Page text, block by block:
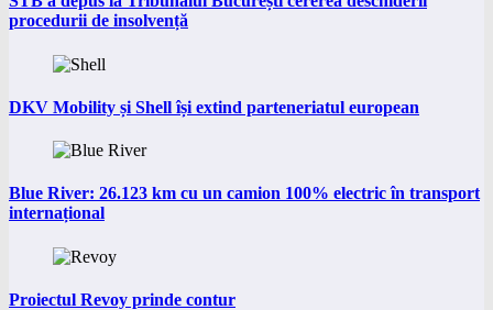
procedurii de insolvență
DKV Mobility și Shell își extind parteneriatul european
Blue River: 26.123 km cu un camion 100% electric în transport
internațional
Proiectul Revoy prinde contur